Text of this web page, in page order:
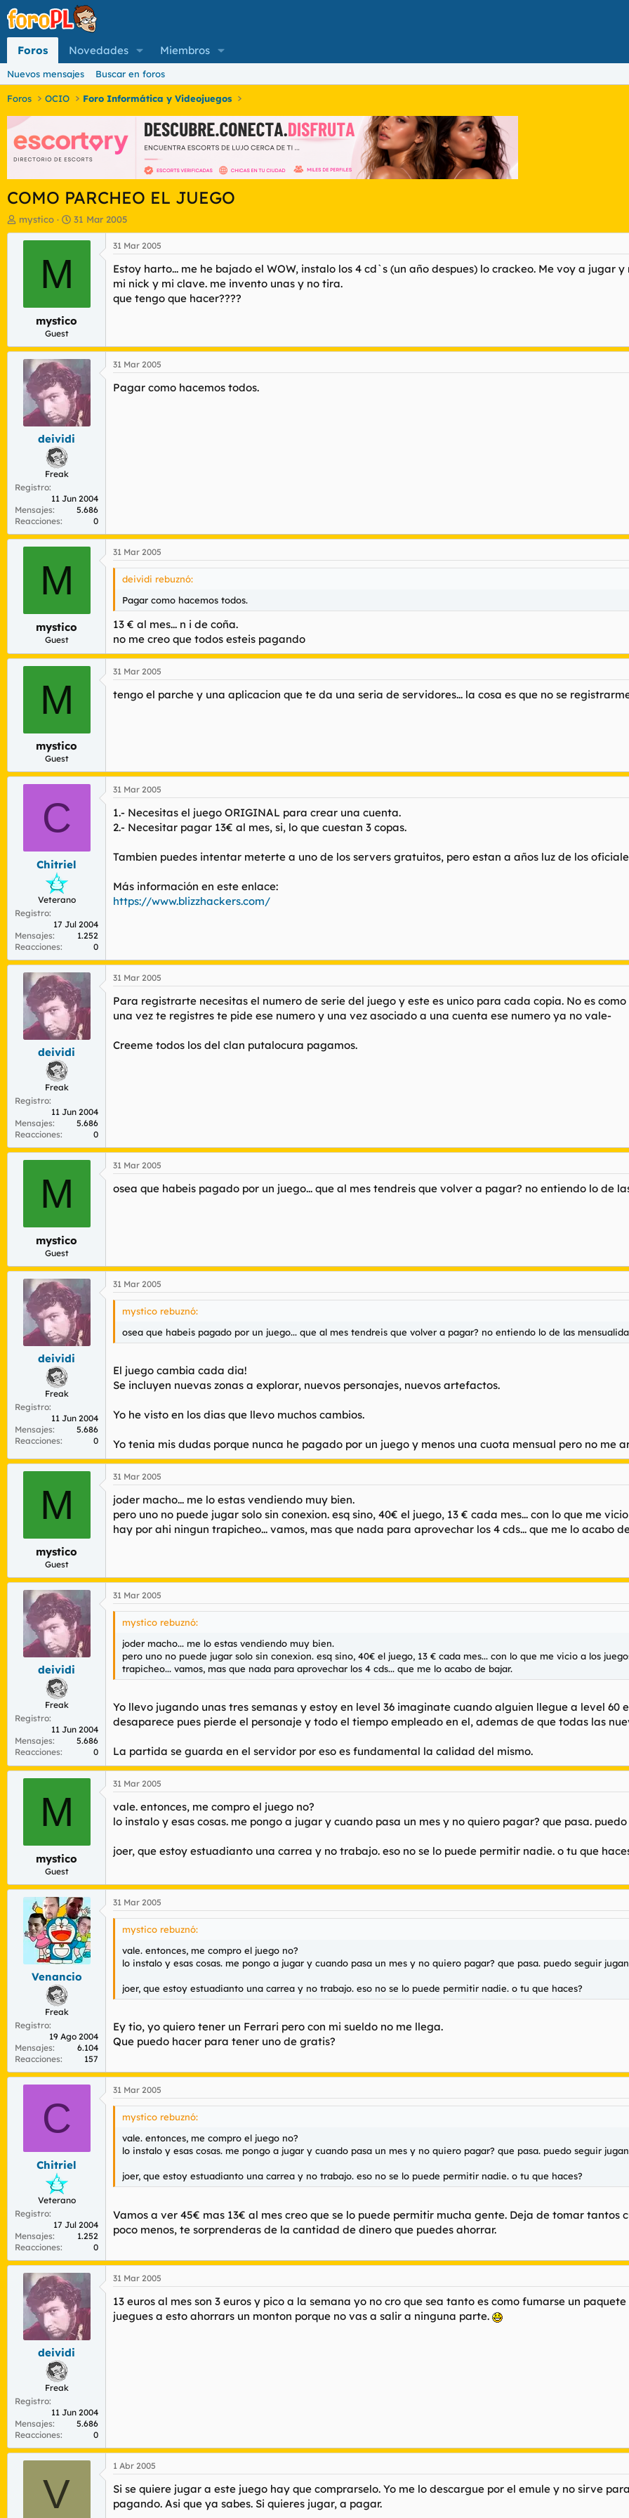
Foros Novedades Miembros
Nuevos mensajes Buscar en foros
Foros OCIO Foro Informática y Videojuegos
COMO PARCHEO EL JUEGO
I
n
o
e
e
mystico
F
e
c
i
n
c
i
o
31 Mar 2005
M
mystico
Guest
31 Mar 2005
Estoy harto... me he bajado el WOW, instalo los 4 cd`s (un año despues) lo crackeo. Me voy a jugar
mi nick y mi clave. me invento unas y no tira.
que tengo que hacer????
deividi
Freak
Registro
11 Jun 2004
Mensajes
5.686
Reacciones
0
31 Mar 2005
Pagar como hacemos todos.
M
mystico
Guest
31 Mar 2005
deividi rebuznó:
Pagar como hacemos todos.
13 € al mes... n i de coña.
no me creo que todos esteis pagando
M
mystico
Guest
31 Mar 2005
tengo el parche y una aplicacion que te da una seria de servidores... la cosa es que no se
C
Chitriel
Veterano
Registro
17 Jul 2004
Mensajes
1.252
Reacciones
0
31 Mar 2005
1.- Necesitas el juego ORIGINAL para crear una cuenta.
2.- Necesitar pagar 13€ al mes, si, lo que cuestan 3 copas.
Tambien puedes intentar meterte a uno de los servers gratuitos, pero estan a años luz de los
Más información en este enlace:
https://www.blizzhackers.com/
deividi
Freak
Registro
11 Jun 2004
Mensajes
5.686
Reacciones
0
31 Mar 2005
Para registrarte necesitas el numero de serie del juego y este es unico para cada copia. No es
una vez te registres te pide ese numero y una vez asociado a una cuenta ese numero ya no vale-
Creeme todos los del clan putalocura pagamos.
M
mystico
Guest
31 Mar 2005
osea que habeis pagado por un juego... que al mes tendreis que volver a pagar? no entiendo lo de
deividi
Freak
Registro
11 Jun 2004
Mensajes
5.686
Reacciones
0
31 Mar 2005
mystico rebuznó:
osea que habeis pagado por un juego... que al mes tendreis que volver a pagar? no entiendo lo de las
El juego cambia cada dia!
Se incluyen nuevas zonas a explorar, nuevos personajes, nuevos artefactos.
Yo he visto en los dias que llevo muchos cambios.
Yo tenia mis dudas porque nunca he pagado por un juego y menos una cuota mensual pero no me
M
mystico
Guest
31 Mar 2005
joder macho... me lo estas vendiendo muy bien.
pero uno no puede jugar solo sin conexion. esq sino, 40€ el juego, 13 € cada mes... con lo que me
hay por ahi ningun trapicheo... vamos, mas que nada para aprovechar los 4 cds... que me lo acabo
deividi
Freak
Registro
11 Jun 2004
Mensajes
5.686
Reacciones
0
31 Mar 2005
mystico rebuznó:
joder macho... me lo estas vendiendo muy bien.
pero uno no puede jugar solo sin conexion. esq sino, 40€ el juego, 13 € cada mes... con lo que me vicio a los
trapicheo... vamos, mas que nada para aprovechar los 4 cds... que me lo acabo de bajar.
Yo llevo jugando unas tres semanas y estoy en level 36 imaginate cuando alguien llegue a level 60
desaparece pues pierde el personaje y todo el tiempo empleado en el, ademas de que todas las
La partida se guarda en el servidor por eso es fundamental la calidad del mismo.
M
mystico
Guest
31 Mar 2005
vale. entonces, me compro el juego no?
lo instalo y esas cosas. me pongo a jugar y cuando pasa un mes y no quiero pagar? que pasa.
joer, que estoy estuadianto una carrea y no trabajo. eso no se lo puede permitir nadie. o tu que
Venancio
Freak
Registro
19 Ago 2004
Mensajes
6.104
Reacciones
157
31 Mar 2005
mystico rebuznó:
vale. entonces, me compro el juego no?
lo instalo y esas cosas. me pongo a jugar y cuando pasa un mes y no quiero pagar? que pasa. puedo seguir
joer, que estoy estuadianto una carrea y no trabajo. eso no se lo puede permitir nadie. o tu que haces?
Ey tio, yo quiero tener un Ferrari pero con mi sueldo no me llega.
Que puedo hacer para tener uno de gratis?
C
Chitriel
Veterano
Registro
17 Jul 2004
Mensajes
1.252
Reacciones
0
31 Mar 2005
mystico rebuznó:
vale. entonces, me compro el juego no?
lo instalo y esas cosas. me pongo a jugar y cuando pasa un mes y no quiero pagar? que pasa. puedo seguir
joer, que estoy estuadianto una carrea y no trabajo. eso no se lo puede permitir nadie. o tu que haces?
Vamos a ver 45€ mas 13€ al mes creo que se lo puede permitir mucha gente. Deja de tomar tantos
poco menos, te sorprenderas de la cantidad de dinero que puedes ahorrar.
deividi
Freak
Registro
11 Jun 2004
Mensajes
5.686
Reacciones
0
31 Mar 2005
13 euros al mes son 3 euros y pico a la semana yo no cro que sea tanto es como fumarse un
juegues a esto ahorrars un monton porque no vas a salir a ninguna parte.
V
1 Abr 2005
Si se quiere jugar a este juego hay que comprarselo. Yo me lo descargue por el emule y no sirve
pagando. Asi que ya sabes. Si quieres jugar, a pagar.